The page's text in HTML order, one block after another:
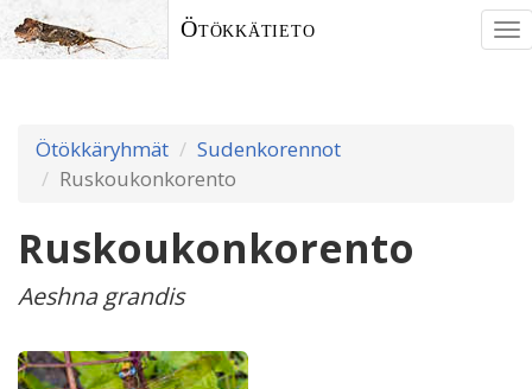
Ötökkätieto
Ötökkäryhmät
Sudenkorennot
Ruskoukonkorento
Ruskoukonkorento
Aeshna grandis